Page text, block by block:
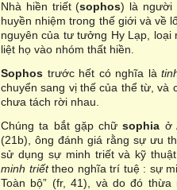
Nhà hiền triết (sophos) là người
huyền nhiệm trong thế giới và về
nguyên của tư tưởng Hy Lạp, loại
liệt họ vào nhóm thất hiền.
Sophos trước hết có nghĩa là
chuyển sang vị thế của thể từ,
chưa tách rời nhau.
Chúng ta bắt gặp chữsophia ở
(21b), ông đánh giá rằng sự ưu
sử dụng sự minh triết và kỹ
minh triếttheo nghĩa trí tuệ : sự
Toàn bộ” (fr, 41), và do đó